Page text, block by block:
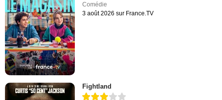
Comédie
3 août 2026 sur France.TV
Fightland